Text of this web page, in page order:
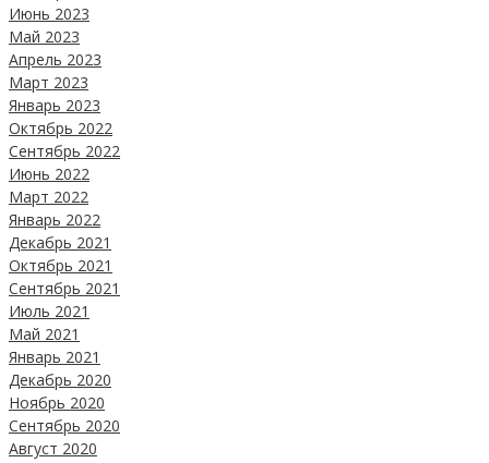
Июнь 2023
Май 2023
Апрель 2023
Март 2023
Январь 2023
Октябрь 2022
Сентябрь 2022
Июнь 2022
Март 2022
Январь 2022
Декабрь 2021
Октябрь 2021
Сентябрь 2021
Июль 2021
Май 2021
Январь 2021
Декабрь 2020
Ноябрь 2020
Сентябрь 2020
Август 2020